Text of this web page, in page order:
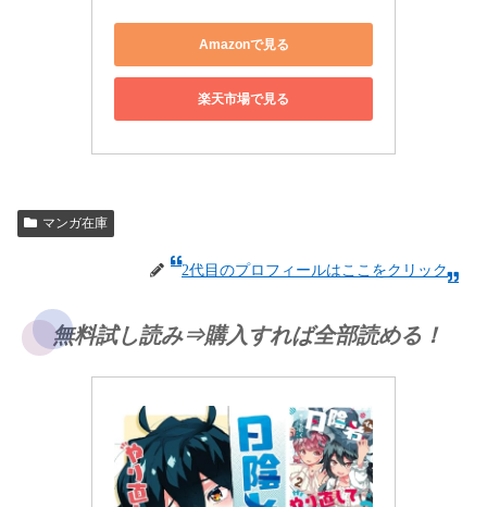
Amazonで見る
楽天市場で見る
マンガ在庫
2代目のプロフィールはここをクリック
無料試し読み⇒購入すれば全部読める！